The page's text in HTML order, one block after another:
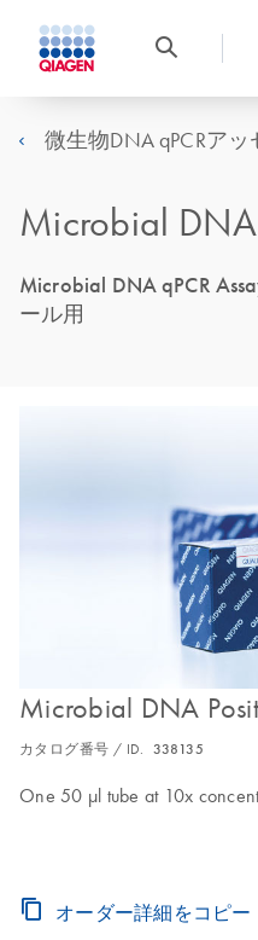
微生物DNA qPCRア
Microbial
Microbial DNA qPCR
ール用
Microbial DNA
カタログ番号 / ID. 338135
One 50 µl tube at 10x
オーダー詳細をコピー